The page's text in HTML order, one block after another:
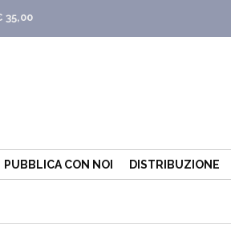
35,00
PUBBLICA CON NOI DISTRIBUZIONE